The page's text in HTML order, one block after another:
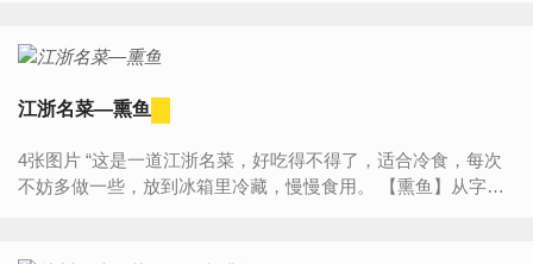
江浙名菜—熏鱼
4张图片 “这是一道江浙名菜，好吃得不得了，适合冷食，每次
不妨多做一些，放到冰箱里冷藏，慢慢食用。 【熏鱼】从字面